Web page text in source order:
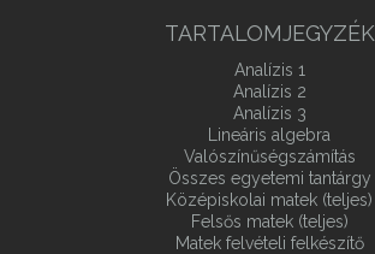
TARTALOMJEGYZÉK
Analízis 1
Analízis 2
Analízis 3
Lineáris algebra
Valószínűségszámítás
Összes egyetemi tantárgy
Középiskolai matek (teljes)
Felsős matek (teljes)
Matek felvételi felkészítő